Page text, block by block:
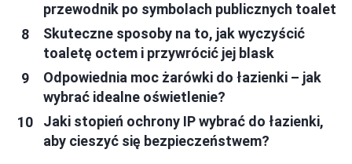
przewodnik po symbolach publicznych toalet
Skuteczne sposoby na to, jak wyczyścić
toaletę octem i przywrócić jej blask
Odpowiednia moc żarówki do łazienki – jak
wybrać idealne oświetlenie?
Jaki stopień ochrony IP wybrać do łazienki,
aby cieszyć się bezpieczeństwem?